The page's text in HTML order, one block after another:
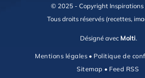
© 2025 - Copyright Inspirations
Tous droits réservés (recettes,
Désigné avec Molti.
Mentions légales • Politique de
Sitemap • Feed RSS